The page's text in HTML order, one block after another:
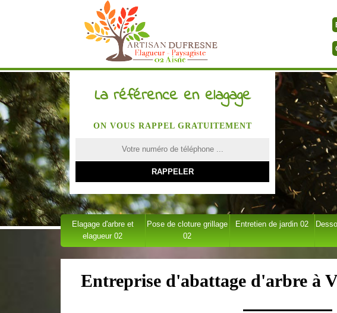
La référence en elagage
ON VOUS RAPPEL GRATUITEMENT
Elagage d'arbre et
elagueur 02
Pose de cloture grillage
02
Entretien de jardin 02
Entreprise d'abattage d'arbre à